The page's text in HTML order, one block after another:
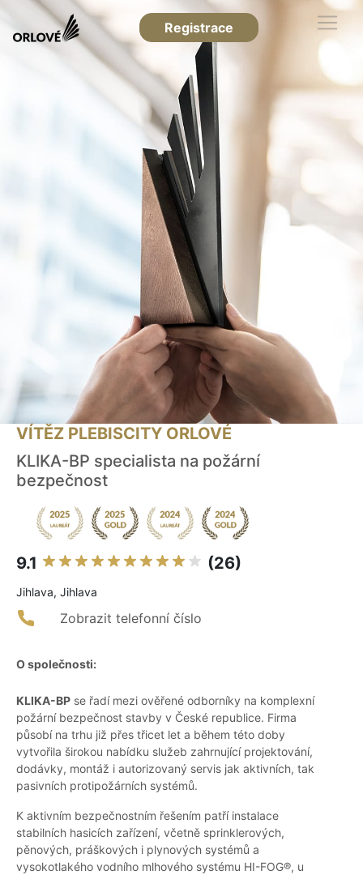
Registrace
VÍTĚZ PLEBISCITY ORLOVÉ
KLIKA-BP specialista na požární
bezpečnost
9.1 (26)
Jihlava, Jihlava
Zobrazit telefonní číslo
O společnosti:
KLIKA-BP se řadí mezi ověřené odborníky na komplexní
požární bezpečnost stavby v České republice. Firma
působí na trhu již přes třicet let a během této doby
vytvořila širokou nabídku služeb zahrnující projektování,
dodávky, montáž i autorizovaný servis jak aktivních, tak
pasivních protipožárních systémů.
K aktivním bezpečnostním řešením patří instalace
stabilních hasicích zařízení, včetně sprinklerových,
pěnových, práškových i plynových systémů a
vysokotlakého vodního mlhového systému HI-FOG®, u